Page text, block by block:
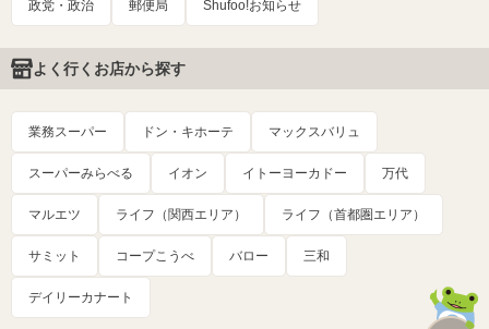
政党・政治 郵便局 Shufoo!お知らせ
よく行くお店から探す
業務スーパー ドン・キホーテ マックスバリュ
スーパーみらべる イオン イトーヨーカドー 万代
マルエツ ライフ（関西エリア） ライフ（首都圏エリア）
サミット コープこうべ バロー 三和
デイリーカナート